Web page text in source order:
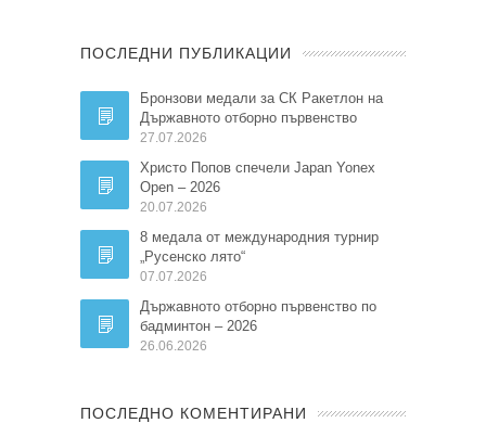
ПОСЛЕДНИ ПУБЛИКАЦИИ
Бронзови медали за СК Ракетлон на
Държавното отборно първенство
27.07.2026
Христо Попов спечели Japan Yonex
Open – 2026
20.07.2026
8 медала от международния турнир
„Русенско лято“
07.07.2026
Държавното отборно първенство по
бадминтон – 2026
26.06.2026
ПОСЛЕДНО КОМЕНТИРАНИ